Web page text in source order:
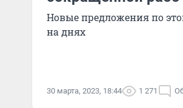
Новые предложения по
на днях
30 марта, 2023, 18:44 1 271